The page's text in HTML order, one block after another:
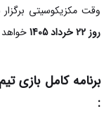
وقت مکزیکوسیتی
روز 22 خرداد 1405
: